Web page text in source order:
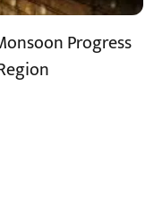
Progress